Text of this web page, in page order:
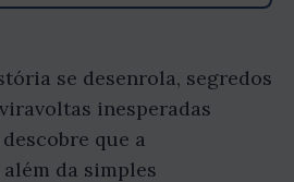
se desenrola, segredos
inesperadas
que a
da simples